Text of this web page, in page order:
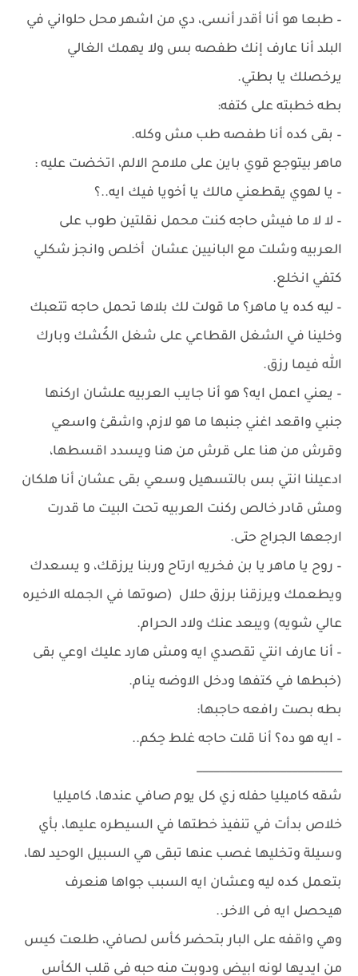
– طبعا هو أنا أقدر أنسى، دي من اشهر محل حلواني في
البلد أنا عارف إنك طفصه بس ولا يهمك الغالي
يرخصلك يا بطتي.
بطه خطبته على كتفه:
– بقى كده أنا طفصه طب مش وكله.
ماهر بيتوجع قوي باين على ملامح الالم، اتخضت عليه :
– يا لهوي يقطعني مالك يا أخويا فيك ايه..؟
– لا لا ما فيش حاجه كنت محمل نقلتين طوب على
العربيه وشلت مع البانيين عشان أخلص وانجز شكلي
كتفي انخلع.
– ليه كده يا ماهر؟ ما قولت لك بلاها تحمل حاجه تتعبك
وخلينا في الشغل القطاعي على شغل الكُشك وبارك
الله فيما رزق.
– يعني اعمل ايه؟ هو أنا جايب العربيه علشان اركنها
جنبي واقعد اغني جنبها ما هو لازم، واشقئ واسعي
وقرش من هنا على قرش من هنا ويسدد اقسطها،
ادعيلنا انتي بس بالتسهيل وسعي بقى عشان أنا هلكان
ومش قادر خالص ركنت العربيه تحت البيت ما قدرت
ارجعها الجراج حتى.
– روح يا ماهر يا بن فخريه ارتاح وربنا يرزقك، و يسعدك
ويطعمك ويرزقنا برزق حلال (صوتها في الجمله الاخيره
عالي شويه) ويبعد عنك ولاد الحرام.
– أنا عارف انتي تقصدي ايه ومش هارد عليك اوعي بقى
(خبطها في كتفها ودخل الاوضه ينام.
بطه بصت رافعه حاجبها:
– ايه هو ده؟ أنا قلت حاجه غلط حِكم..
__________________________
شقه كاميليا حفله زي كل يوم صافي عندها، كاميليا
خلاص بدأت في تنفيذ خطتها في السيطره عليها، بأي
وسيلة وتخليها غصب عنها تبقى هي السبيل الوحيد لها،
بتعمل كده ليه وعشان ايه السبب جواها هنعرف
هيحصل ايه فى الاخر..
وهي واقفه على البار بتحضر كأس لصافي، طلعت كيس
من ايديها لونه ابيض ودوبت منه حبه في قلب الكأس